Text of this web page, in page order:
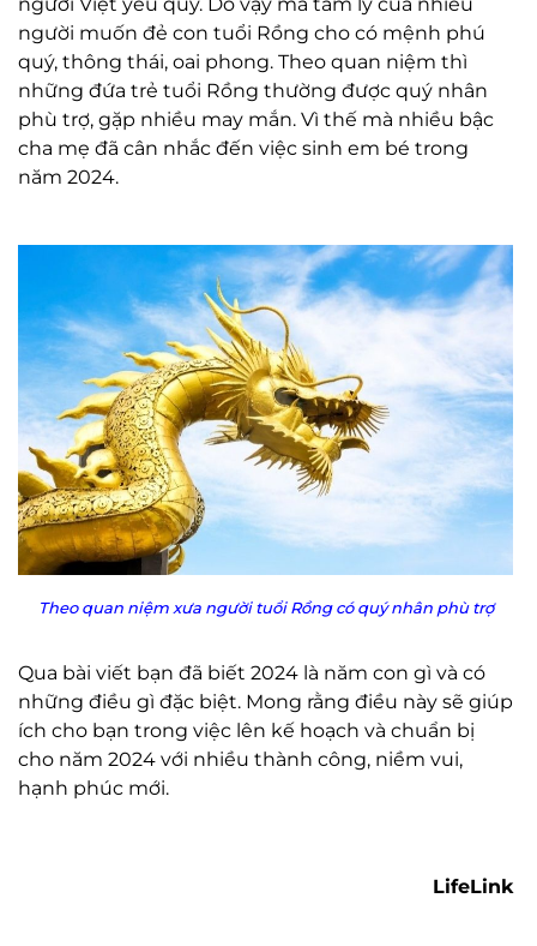
người muốn đẻ con tuổi Rồng cho có mệnh phú
quý, thông thái, oai phong. Theo quan niệm thì
những đứa trẻ tuổi Rồng thường được quý nhân
phù trợ, gặp nhiều may mắn. Vì thế mà nhiều bậc
cha mẹ đã cân nhắc đến việc sinh em bé trong
năm 2024.
Theo quan niệm xưa người tuổi Rồng có quý nhân phù trợ
Qua bài viết bạn đã biết 2024 là năm con gì và có
những điều gì đặc biệt. Mong rằng điều này sẽ giúp
ích cho bạn trong việc lên kế hoạch và chuẩn bị
cho năm 2024 với nhiều thành công, niềm vui,
hạnh phúc mới.
LifeLink